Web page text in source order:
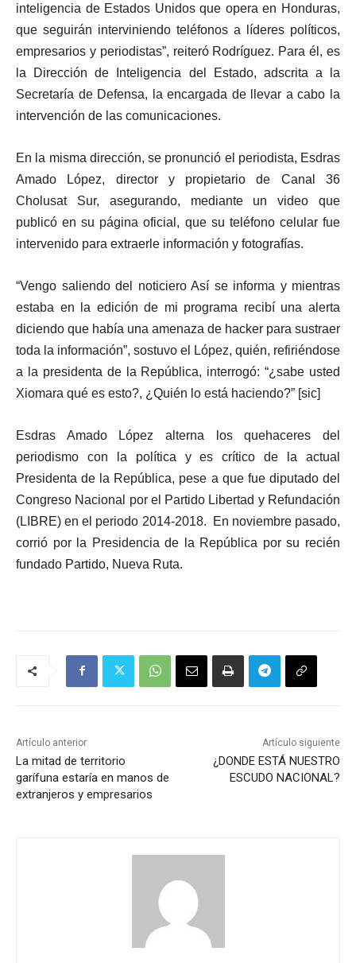
inteligencia de Estados Unidos que opera en Honduras,
que seguirán interviniendo teléfonos a líderes políticos,
empresarios y periodistas”, reiteró Rodríguez. Para él, es
la Dirección de Inteligencia del Estado, adscrita a la
Secretaría de Defensa, la encargada de llevar a cabo la
intervención de las comunicaciones.
En la misma dirección, se pronunció el periodista, Esdras
Amado López, director y propietario de Canal 36
Cholusat Sur, asegurando, mediante un video que
publicó en su página oficial, que su teléfono celular fue
intervenido para extraerle información y fotografías.
“Vengo saliendo del noticiero Así se informa y mientras
estaba en la edición de mi programa recibí una alerta
diciendo que había una amenaza de hacker para sustraer
toda la información”, sostuvo el López, quién, refiriéndose
a la presidenta de la República, interrogó: “¿sabe usted
Xiomara qué es esto?, ¿Quién lo está haciendo?” [sic]
Esdras Amado López alterna los quehaceres del
periodismo con la política y es crítico de la actual
Presidenta de la República, pese a que fue diputado del
Congreso Nacional por el Partido Libertad y Refundación
(LIBRE) en el periodo 2014-2018. En noviembre pasado,
corrió por la Presidencia de la República por su recién
fundado Partido, Nueva Ruta.
Artículo anterior
La mitad de territorio
garífuna estaría en manos de
extranjeros y empresarios
Artículo siguiente
¿DONDE ESTÁ NUESTRO
ESCUDO NACIONAL?